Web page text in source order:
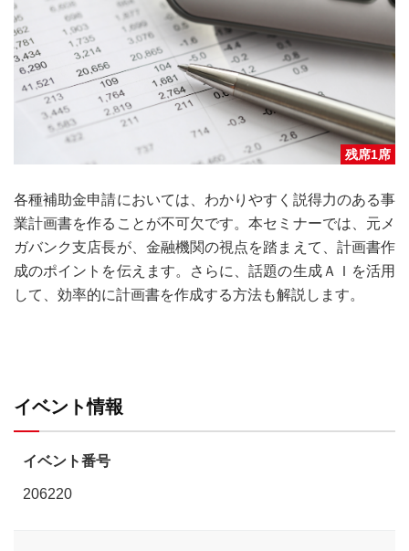
残席1席
各種補助金申請においては、わかりやすく説得力のある事
業計画書を作ることが不可欠です。本セミナーでは、元メ
ガバンク支店長が、金融機関の視点を踏まえて、計画書作
成のポイントを伝えます。さらに、話題の生成ＡＩを活用
して、効率的に計画書を作成する方法も解説します。
イベント情報
イベント番号
206220